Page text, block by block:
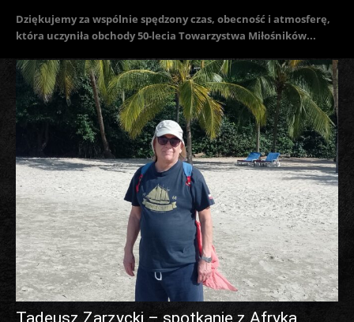
Dziękujemy za wspólnie spędzony czas, obecność i atmosferę,
która uczyniła obchody 50-lecia Towarzystwa Miłośników...
Tadeusz Zarzycki – spotkanie z Afryką